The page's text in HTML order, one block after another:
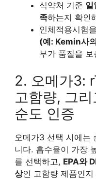
식약처 기준 일
족하는지 확인
인체적용시험
(예: Kemin사
부가 품질을 보
2. 오메가3:
고함량, 그
순도 인증
오메가3 선택 시에는
니다. 흡수율이 가장
를 선택하고, EPA와
상인 고함량 제품인지